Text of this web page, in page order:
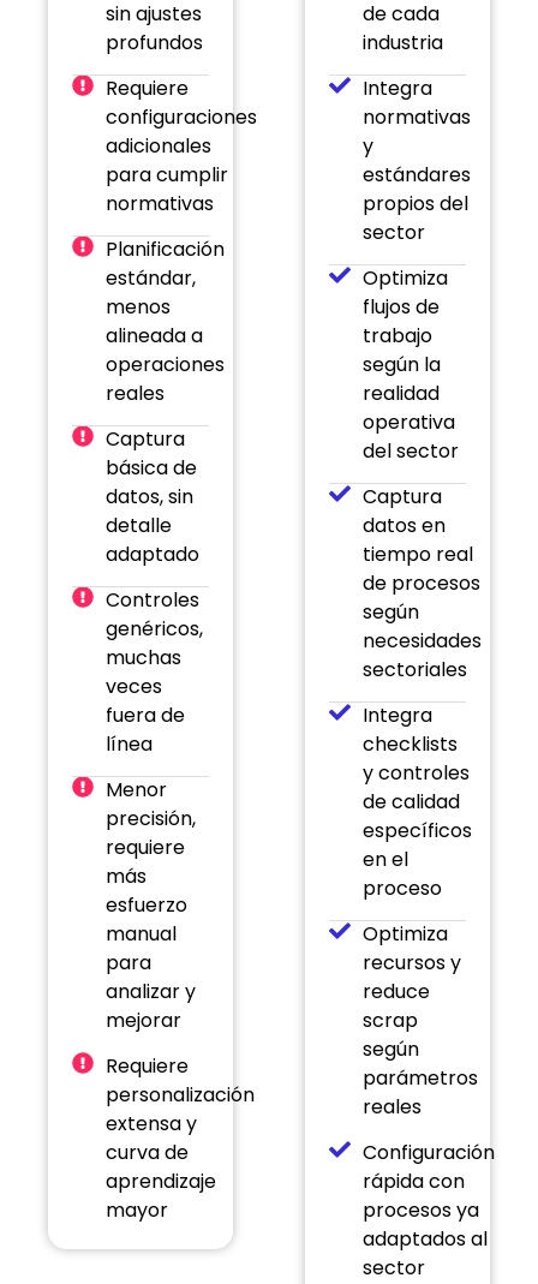
sin ajustes
profundos
Requiere
configuraciones
adicionales
para cumplir
normativas
Planificación
estándar,
menos
alineada a
operaciones
reales
Captura
básica de
datos, sin
detalle
adaptado
Controles
genéricos,
muchas
veces
fuera de
línea
Menor
precisión,
requiere
más
esfuerzo
manual
para
analizar y
mejorar
Requiere
personalización
extensa y
curva de
aprendizaje
mayor
de cada
industria
Integra
normativas
y
estándares
propios del
sector
Optimiza
flujos de
trabajo
según la
realidad
operativa
del sector
Captura
datos en
tiempo real
de procesos
según
necesidades
sectoriales
Integra
checklists
y controles
de calidad
específicos
en el
proceso
Optimiza
recursos y
reduce
scrap
según
parámetros
reales
Configuración
rápida con
procesos ya
adaptados al
sector